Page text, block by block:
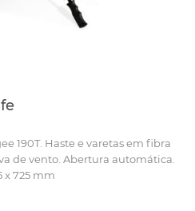
190T. Haste e varetas em fibra
de vento. Abertura automática.
x 725 mm